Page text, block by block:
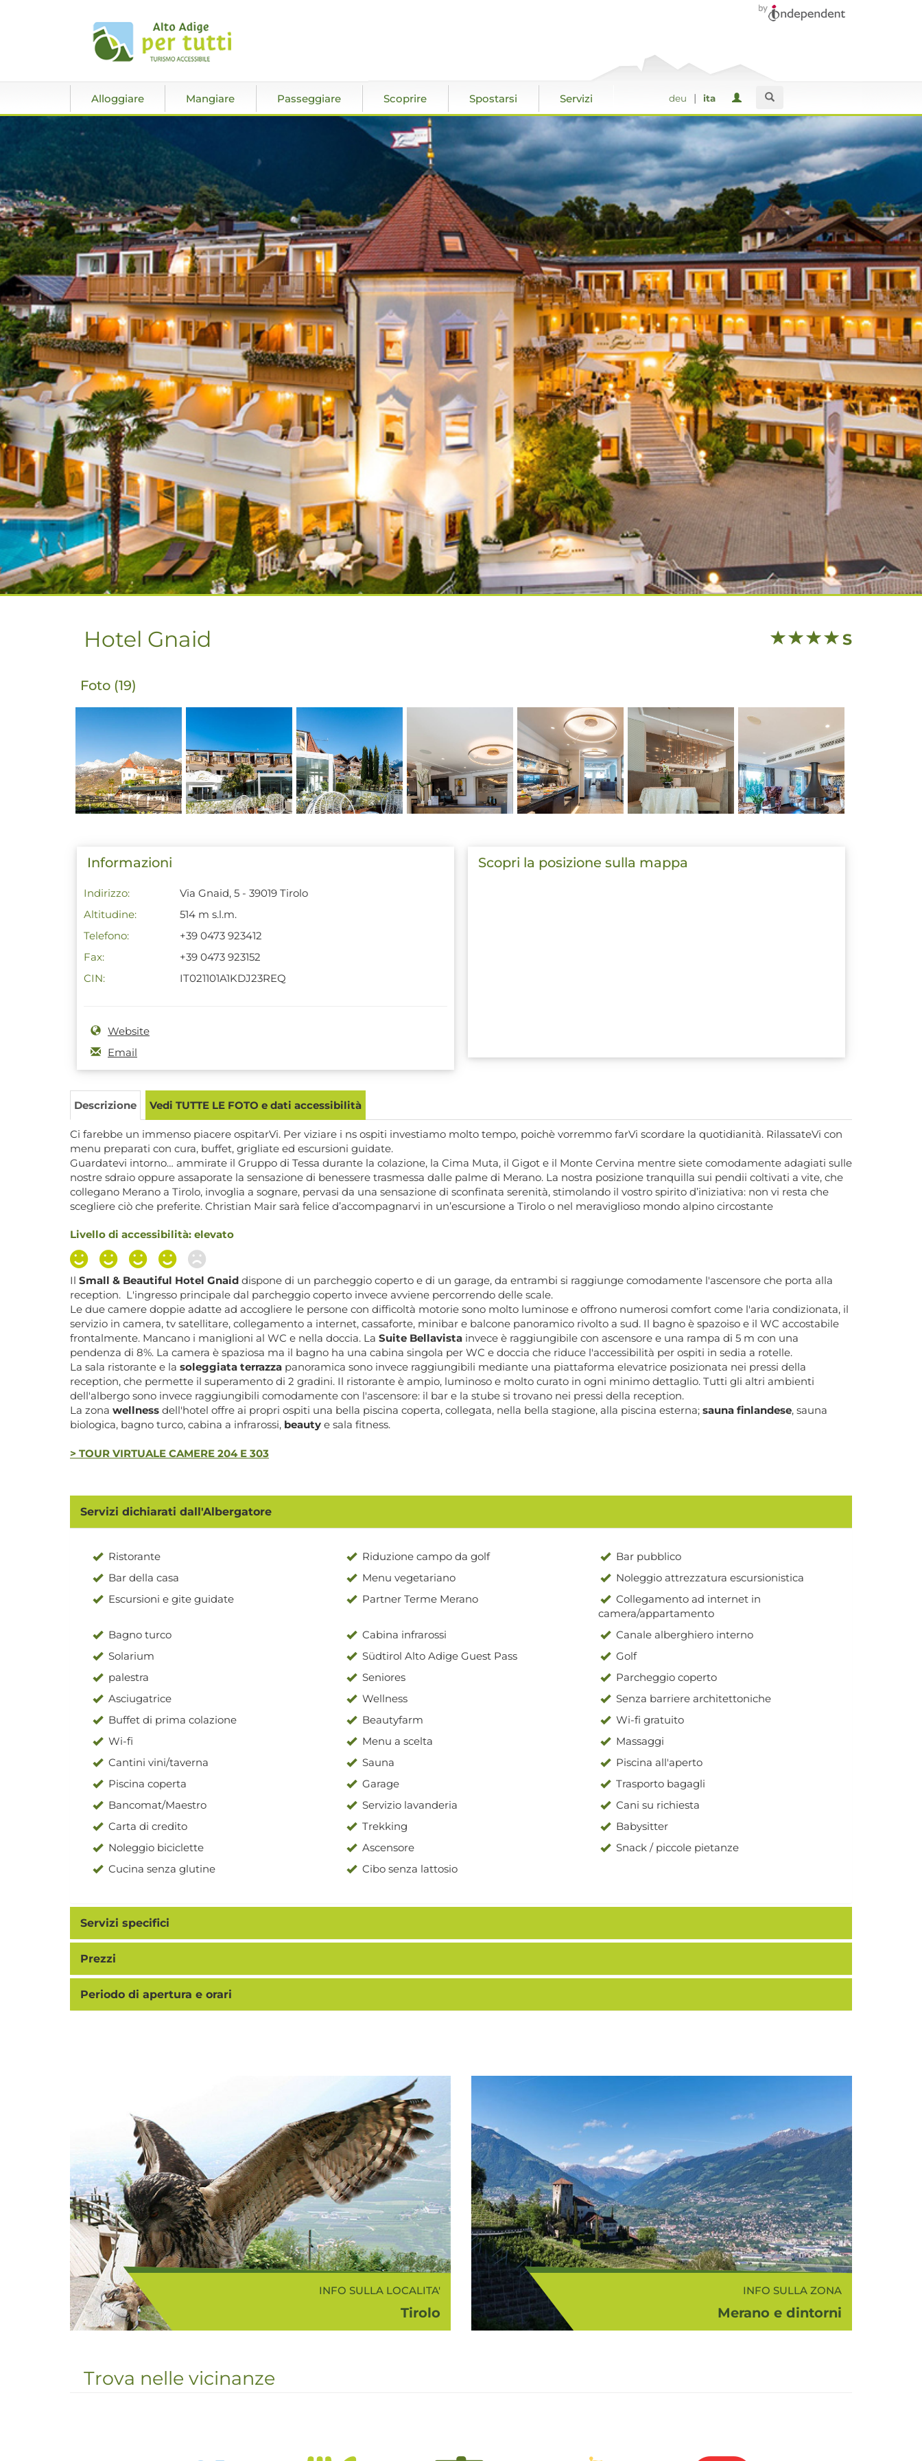
Alloggiare Mangiare Passeggiare Scoprire Spostarsi Servizi deu | ita
Hotel Gnaid S
Foto (19)
Informazioni
Indirizzo:
Via Gnaid, 5 - 39019 Tirolo
Altitudine:
514 m s.l.m.
Telefono:
+39 0473 923412
Fax:
+39 0473 923152
CIN:
IT021101A1KDJ23REQ
Website
Email
Scopri la posizione sulla mappa
Descrizione Vedi TUTTE LE FOTO e dati accessibilità
Ci farebbe un immenso piacere ospitarVi. Per viziare i ns ospiti investiamo molto tempo, poichè vorremmo farVi scordare la quotidianità. RilassateVi con
menu preparati con cura, buffet, grigliate ed escursioni guidate.
Guardatevi intorno… ammirate il Gruppo di Tessa durante la colazione, la Cima Muta, il Gigot e il Monte Cervina mentre siete comodamente adagiati sulle
nostre sdraio oppure assaporate la sensazione di benessere trasmessa dalle palme di Merano. La nostra posizione tranquilla sui pendii coltivati a vite, che
collegano Merano a Tirolo, invoglia a sognare, pervasi da una sensazione di sconfinata serenità, stimolando il vostro spirito d’iniziativa: non vi resta che
scegliere ciò che preferite. Christian Mair sarà felice d’accompagnarvi in un’escursione a Tirolo o nel meraviglioso mondo alpino circostante
Livello di accessibilità: elevato
Il Small & Beautiful Hotel Gnaid dispone di un parcheggio coperto e di un garage, da entrambi si raggiunge comodamente l'ascensore che porta alla
reception. L'ingresso principale dal parcheggio coperto invece avviene percorrendo delle scale.
Le due camere doppie adatte ad accogliere le persone con difficoltà motorie sono molto luminose e offrono numerosi comfort come l'aria condizionata, il
servizio in camera, tv satellitare, collegamento a internet, cassaforte, minibar e balcone panoramico rivolto a sud. Il bagno è spazoiso e il WC accostabile
frontalmente. Mancano i maniglioni al WC e nella doccia. La Suite Bellavista invece è raggiungibile con ascensore e una rampa di 5 m con una
pendenza di 8%. La camera è spaziosa ma il bagno ha una cabina singola per WC e doccia che riduce l'accessibilità per ospiti in sedia a rotelle.
La sala ristorante e la soleggiata terrazza panoramica sono invece raggiungibili mediante una piattaforma elevatrice posizionata nei pressi della
reception, che permette il superamento di 2 gradini. Il ristorante è ampio, luminoso e molto curato in ogni minimo dettaglio. Tutti gli altri ambienti
dell'albergo sono invece raggiungibili comodamente con l'ascensore: il bar e la stube si trovano nei pressi della reception.
La zona wellness dell'hotel offre ai propri ospiti una bella piscina coperta, collegata, nella bella stagione, alla piscina esterna; sauna finlandese, sauna
biologica, bagno turco, cabina a infrarossi, beauty e sala fitness.
> TOUR VIRTUALE CAMERE 204 E 303
Servizi dichiarati dall'Albergatore
Ristorante Riduzione campo da golf
Bar pubblico
Bar della casa
Menu vegetariano
Noleggio attrezzatura escursionistica
Escursioni e gite guidate
Partner Terme Merano
Collegamento ad internet in
camera/appartamento
Bagno turco
Cabina infrarossi
Canale alberghiero interno
Solarium
Südtirol Alto Adige Guest Pass
Golf
palestra
Seniores
Parcheggio coperto
Asciugatrice
Wellness
Senza barriere architettoniche
Buffet di prima colazione
Beautyfarm
Wi-fi gratuito
Wi-fi
Menu a scelta
Massaggi
Cantini vini/taverna
Sauna
Piscina all'aperto
Piscina coperta
Garage
Trasporto bagagli
Bancomat/Maestro
Servizio lavanderia
Cani su richiesta
Carta di credito
Trekking
Babysitter
Noleggio biciclette
Ascensore
Snack / piccole pietanze
Cucina senza glutine
Cibo senza lattosio
Servizi specifici
Prezzi
Periodo di apertura e orari
INFO SULLA LOCALITA'
Tirolo
bassa dorsale del Monte Benedetto sopra la
città di Merano. Da qui domina maestoso ...
INFO SULLA ZONA
Merano e dintorni
Trova nelle vicinanze